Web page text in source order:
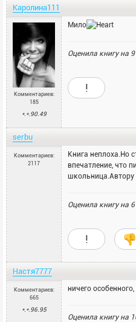
Каролина111
Комментариев:
185
*.*.90.49
Мило
Оценила книгу на 9
!
serbu
Комментариев:
2117
Книга неплоха.Но
впечатление, что
школьница.Автору
Оценила книгу на 6
!
Настя7777
Комментариев:
665
*.*.96.95
ничего
Оценила книгу на